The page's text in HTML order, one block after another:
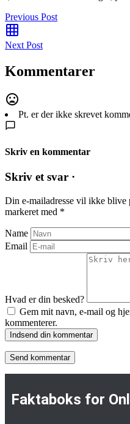
Previous Post
Next Post
Kommentarer
Pt. er der ikke skrevet
Skriv en kommentar
Skriv et svar ·
Din e-mailadresse vil ikke blive
markeret med *
Name
Email
Hvad er din besked?
Gem mit navn, e-mail og
kommenterer.
Indsend din kommentar
Faktaboks for